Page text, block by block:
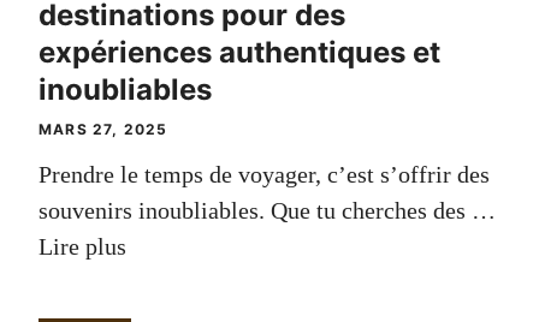
destinations pour des
expériences authentiques et
inoubliables
MARS 27, 2025
Prendre le temps de voyager, c’est s’offrir des
souvenirs inoubliables. Que tu cherches des …
Lire plus